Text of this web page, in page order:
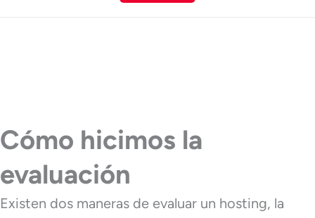
Cómo hicimos la
evaluación
Existen dos maneras de evaluar un hosting, la